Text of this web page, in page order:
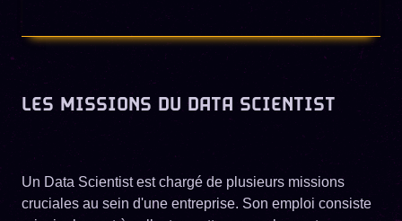
LES MISSIONS DU DATA SCIENTIST
Un Data Scientist est chargé de plusieurs missions
cruciales au sein d'une entreprise. Son emploi consiste